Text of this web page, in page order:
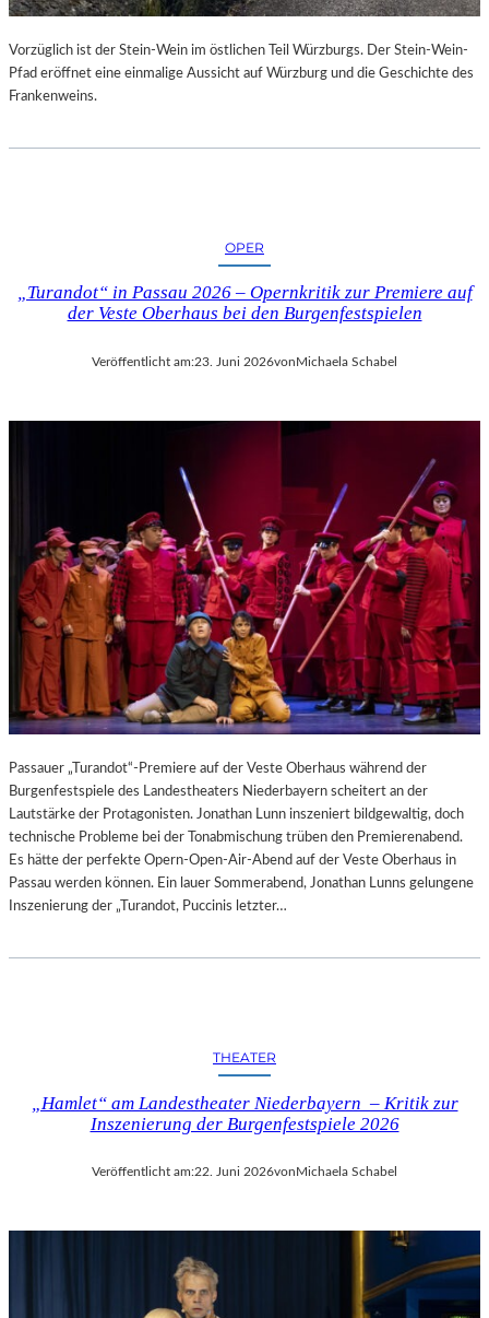
U
R
-
Vorzüglich ist der Stein-Wein im östlichen Teil Würzburgs. Der Stein-Wein-
Pfad eröffnet eine einmalige Aussicht auf Würzburg und die Geschichte des
Frankenweins.
OPER
„Turandot“ in Passau 2026 – Opernkritik zur Premiere auf
der Veste Oberhaus bei den Burgenfestspielen
Veröffentlicht am:23. Juni 2026vonMichaela Schabel
Passauer „Turandot“-Premiere auf der Veste Oberhaus während der
Burgenfestspiele des Landestheaters Niederbayern scheitert an der
Lautstärke der Protagonisten. Jonathan Lunn inszeniert bildgewaltig, doch
technische Probleme bei der Tonabmischung trüben den Premierenabend.
Es hätte der perfekte Opern-Open-Air-Abend auf der Veste Oberhaus in
Passau werden können. Ein lauer Sommerabend, Jonathan Lunns gelungene
Inszenierung der „Turandot, Puccinis letzter…
THEATER
„Hamlet“ am Landestheater Niederbayern – Kritik zur
Inszenierung der Burgenfestspiele 2026
Veröffentlicht am:22. Juni 2026vonMichaela Schabel